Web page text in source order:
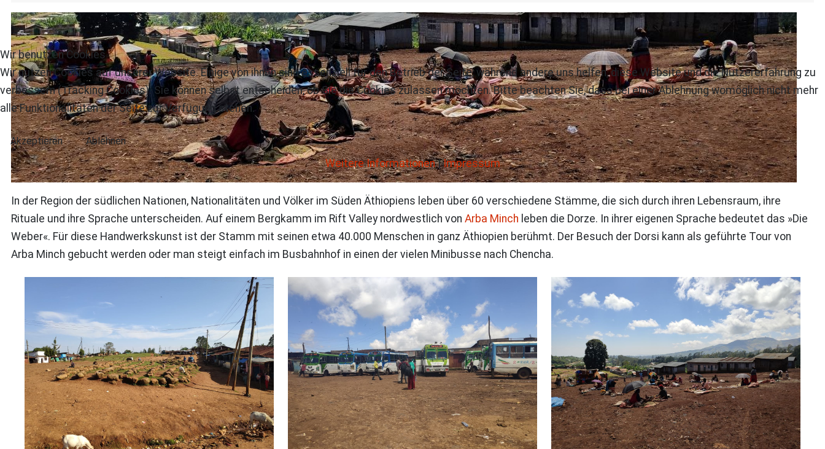
In der Region der südlichen Nationen, Nationalitäten und Völker im Süden Äthiopiens leben über 60 verschiedene Stämme, die sich durch ihren Lebensraum, ihre
Rituale und ihre Sprache unterscheiden. Auf einem Bergkamm im Rift Valley nordwestlich von Arba Minch leben die Dorze. In ihrer eigenen Sprache bedeutet das »Die
Weber«. Für diese Handwerkskunst ist der Stamm mit seinen etwa 40.000 Menschen in ganz Äthiopien berühmt. Der Besuch der Dorsi kann als geführte Tour von
Arba Minch gebucht werden oder man steigt einfach im Busbahnhof in einen der vielen Minibusse nach Chencha.
Wir benutzen Cookies
Wir nutzen Cookies auf unserer Website. Einige von ihnen sind essenziell für den Betrieb der Seite, während andere uns helfen, diese Website und die Nutzererfahrung zu
verbessern (Tracking Cookies). Sie können selbst entscheiden, ob Sie die Cookies zulassen möchten. Bitte beachten Sie, dass bei einer Ablehnung womöglich nicht mehr
alle Funktionalitäten der Seite zur Verfügung stehen.
Akzeptieren Ablehnen
Weitere Informationen|Impressum